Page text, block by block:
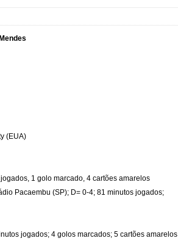
Mendes
(EUA)
1 golo marcado, 4 cartões amarelos
Pacaembu (SP); D= 0-4; 81 minutos jogados;
jogados; 4 golos marcados; 5 cartões amarelos